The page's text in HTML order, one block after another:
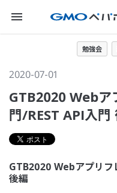
メニューを開く
勉強会
2020-07-01
GTB2020 Webア
門/REST API入門
GTB2020 Webアプリフ
後編